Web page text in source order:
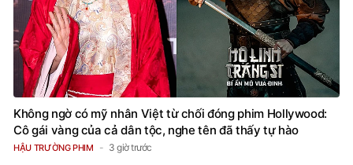
Không ngờ có mỹ nhân Việt từ chối đóng phim Hollywood:
Cô gái vàng của cả dân tộc, nghe tên đã thấy tự hào
HẬU TRƯỜNG PHIM 3 giờ trước